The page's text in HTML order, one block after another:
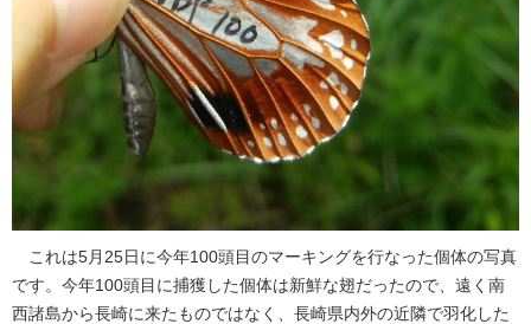
これは5月25日に今年100頭目のマーキングを行なった個体の写真
です。今年100頭目に捕獲した個体は新鮮な翅だったので、遠く南
西諸島から長崎に来たものではなく、長崎県内外の近隣で羽化した